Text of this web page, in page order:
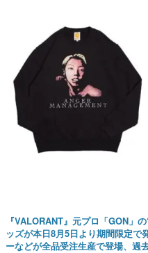
『VALORANT』元プロ「GON」
ッズが本日8月5日より期間限定で
ーなどが全品受注生産で登場、過